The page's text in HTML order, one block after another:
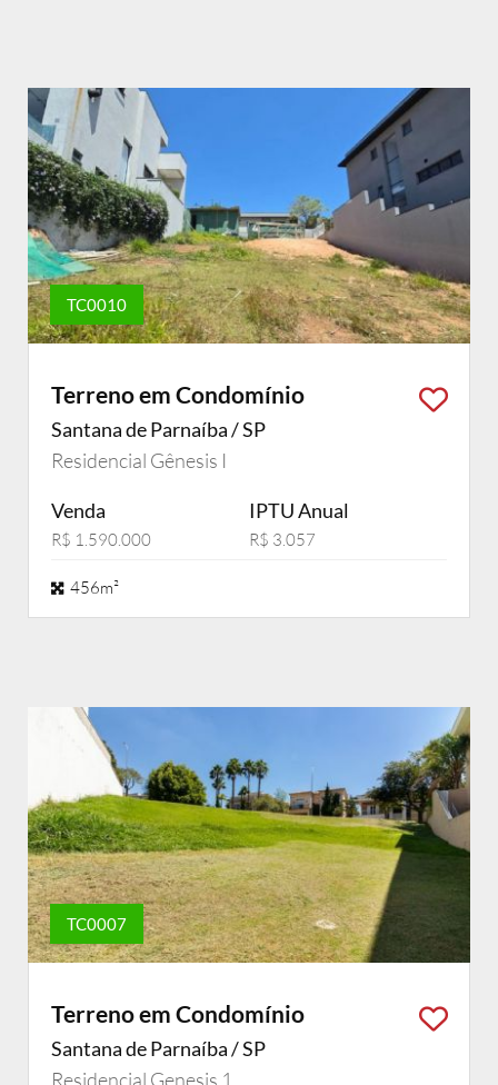
TC0010
Terreno em Condomínio
Santana de Parnaíba / SP
Residencial Gênesis I
Venda
R$ 1.590.000
IPTU Anual
R$ 3.057
456m²
TC0007
Terreno em Condomínio
Santana de Parnaíba / SP
Residencial Genesis 1